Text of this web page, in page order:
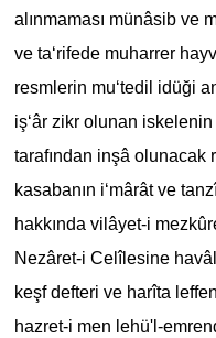
alınmaması münâsib ve
ve ta‘rifede muharrer
resmlerin mu‘tedil idüği
iş‘âr zikr olunan
tarafından inşâ olunacak
kasabanın i‘mârât ve
hakkında vilâyet-i
Nezâret-i Celîlesine
keşf defteri ve harîta
hazret-i men lehü'l-